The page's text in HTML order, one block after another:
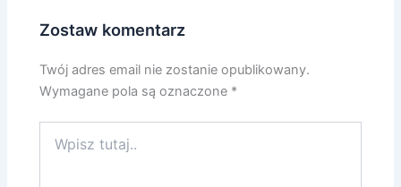
Zostaw komentarz
Twój adres email nie zostanie opublikowany.
Wymagane pola są oznaczone *
tutaj..